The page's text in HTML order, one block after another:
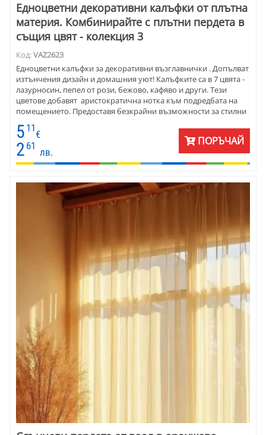
Едноцветни декоративни калъфки от плътна
материя. Комбинирайте с плътни пердета в
същия цвят - колекция 3
Код:VAZ2623
Едноцветни калъфки за декоративни възглавнички . Допълват
изтънчения дизайн и домашния уют! Калъфките са в 7 цвята -
лазурносин, пепел от рози, бежово, кафяво и други. Тези
цветове добавят аристократична нотка към подредбата на
помещението. Предоставя безкрайни възможности за стилни
комбинации. Декоративните калъфкит са с размери 45х45 см .
Перфектни са за всеки диван, стол или легло. Изработени са от
плат петек - полиестер . Материята е мека на допир и
издръжлива за дълготрайна употреба.
5 11
€
2 61
лв.
ПОРЪЧАЙ